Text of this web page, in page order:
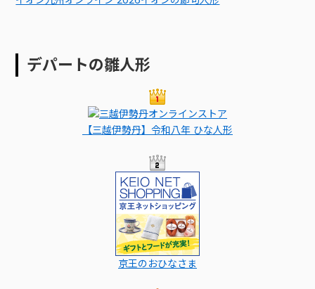
デパートの雛人形
【三越伊勢丹】令和八年 ひな人形
京王のおひなさま